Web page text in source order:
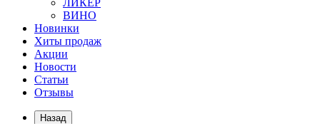
ЛИКЕР
ВИНО
Новинки
Хиты продаж
Акции
Новости
Статьи
Отзывы
Назад